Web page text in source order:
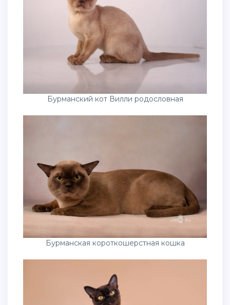
Бурманский кот Вилли родословная
Бурманская короткошерстная кошка